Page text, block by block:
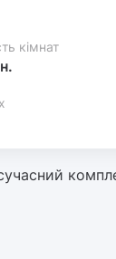
кімнат